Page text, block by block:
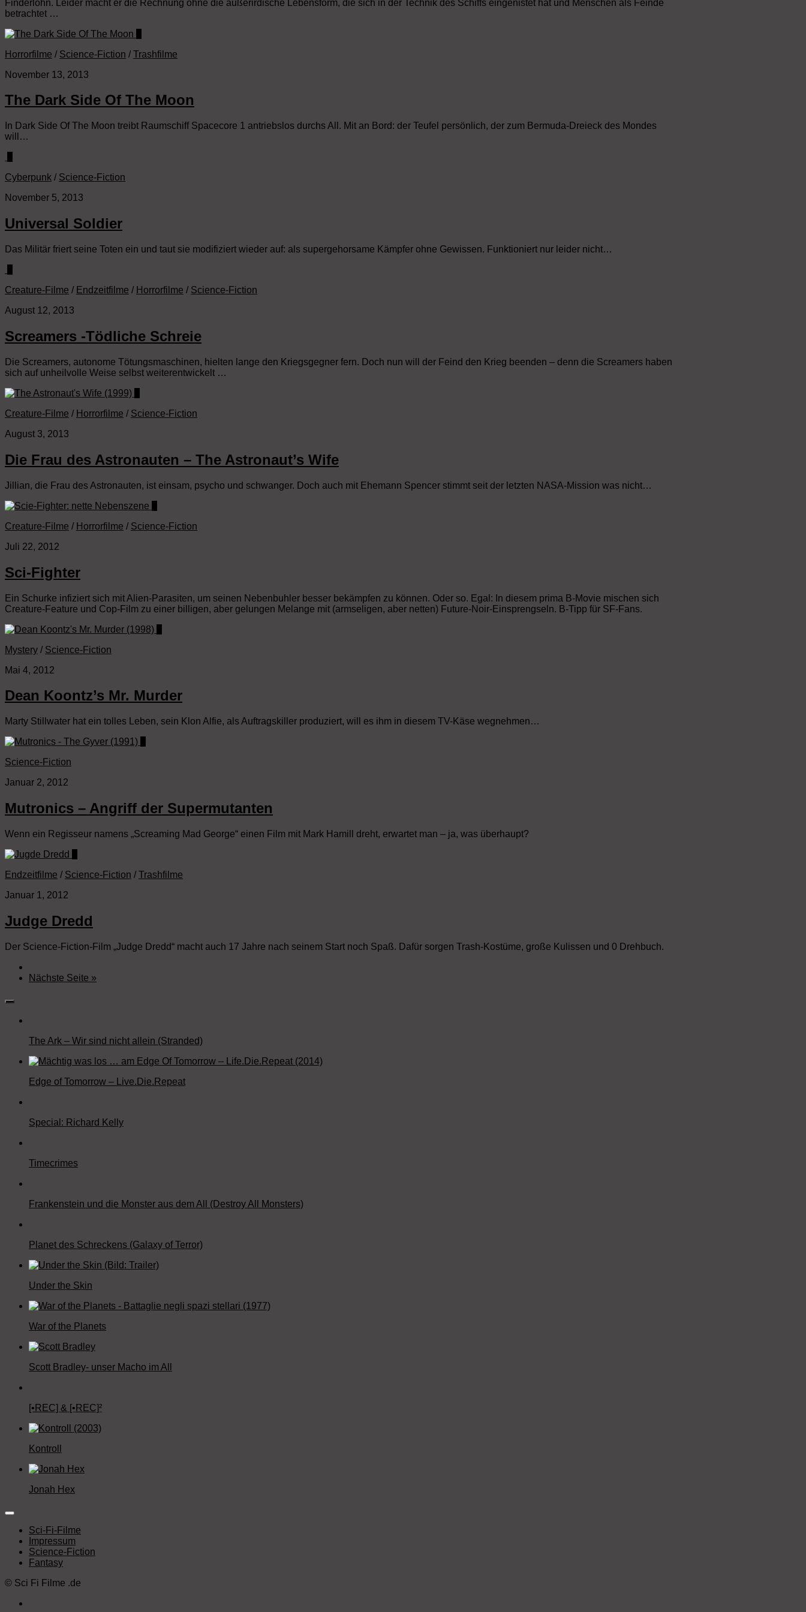
Finderlohn. Leider macht er die Rechnung ohne die außerirdische Lebensform, die sich in der Technik des Schiffs eingenistet hat und Menschen als Feinde
betrachtet …
Horrorfilme / Science-Fiction / Trashfilme
November 13, 2013
The Dark Side Of The Moon
In Dark Side Of The Moon treibt Raumschiff Spacecore 1 antriebslos durchs All. Mit an Bord: der Teufel persönlich, der zum Bermuda-Dreieck des Mondes
will…
Cyberpunk / Science-Fiction
November 5, 2013
Universal Soldier
Das Militär friert seine Toten ein und taut sie modifiziert wieder auf: als supergehorsame Kämpfer ohne Gewissen. Funktioniert nur leider nicht…
Creature-Filme / Endzeitfilme / Horrorfilme / Science-Fiction
August 12, 2013
Screamers -Tödliche Schreie
Die Screamers, autonome Tötungsmaschinen, hielten lange den Kriegsgegner fern. Doch nun will der Feind den Krieg beenden – denn die Screamers haben
sich auf unheilvolle Weise selbst weiterentwickelt …
Creature-Filme / Horrorfilme / Science-Fiction
August 3, 2013
Die Frau des Astronauten – The Astronaut’s Wife
Jillian, die Frau des Astronauten, ist einsam, psycho und schwanger. Doch auch mit Ehemann Spencer stimmt seit der letzten NASA-Mission was nicht…
Creature-Filme / Horrorfilme / Science-Fiction
Juli 22, 2012
Sci-Fighter
Ein Schurke infiziert sich mit Alien-Parasiten, um seinen Nebenbuhler besser bekämpfen zu können. Oder so. Egal: In diesem prima B-Movie mischen sich
Creature-Feature und Cop-Film zu einer billigen, aber gelungen Melange mit (armseligen, aber netten) Future-Noir-Einsprengseln. B-Tipp für SF-Fans.
Mystery / Science-Fiction
Mai 4, 2012
Dean Koontz’s Mr. Murder
Marty Stillwater hat ein tolles Leben, sein Klon Alfie, als Auftragskiller produziert, will es ihm in diesem TV-Käse wegnehmen…
Science-Fiction
Januar 2, 2012
Mutronics – Angriff der Supermutanten
Wenn ein Regisseur namens „Screaming Mad George“ einen Film mit Mark Hamill dreht, erwartet man – ja, was überhaupt?
Endzeitfilme / Science-Fiction / Trashfilme
Januar 1, 2012
Judge Dredd
Der Science-Fiction-Film „Judge Dredd“ macht auch 17 Jahre nach seinem Start noch Spaß. Dafür sorgen Trash-Kostüme, große Kulissen und 0 Drehbuch.
Nächste Seite »
The Ark – Wir sind nicht allein (Stranded)
Edge of Tomorrow – Live.Die.Repeat
Special: Richard Kelly
Timecrimes
Frankenstein und die Monster aus dem All (Destroy All Monsters)
Planet des Schreckens (Galaxy of Terror)
Under the Skin
War of the Planets
Scott Bradley- unser Macho im All
[•REC] & [•REC]²
Kontroll
Jonah Hex
Sci-Fi-Filme
Impressum
Science-Fiction
Fantasy
© Sci Fi Filme .de